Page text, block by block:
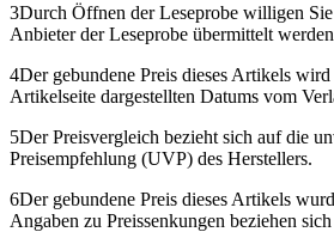
3Durch Öffnen der Leseprobe willigen Sie
Anbieter der Leseprobe übermittelt
4Der gebundene Preis dieses Artikels
Artikelseite dargestellten Datums vom
5Der Preisvergleich bezieht sich auf die
Preisempfehlung (UVP) des Herstellers.
6Der gebundene Preis dieses Artikels
Angaben zu Preissenkungen beziehen